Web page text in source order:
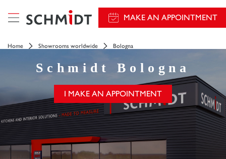
MAKE AN APPOINTMENT
Home Showrooms worldwide Bologna
Schmidt Bologna
I MAKE AN APPOINTMENT